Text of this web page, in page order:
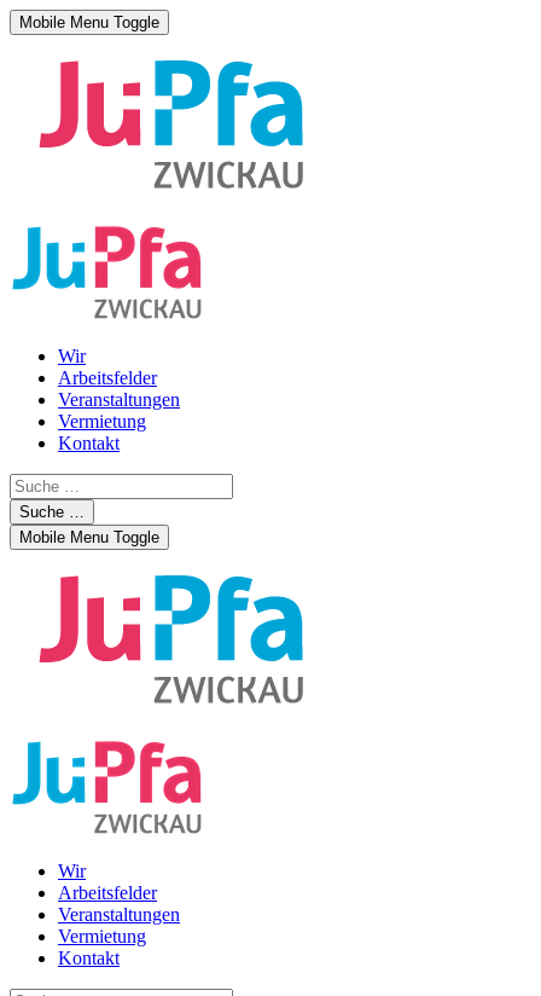
Mobile Menu Toggle
Wir
Arbeitsfelder
Veranstaltungen
Vermietung
Kontakt
Suche …
Mobile Menu Toggle
Wir
Arbeitsfelder
Veranstaltungen
Vermietung
Kontakt